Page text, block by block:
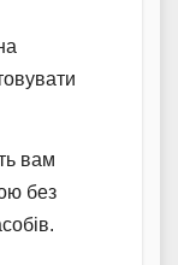
вам
без